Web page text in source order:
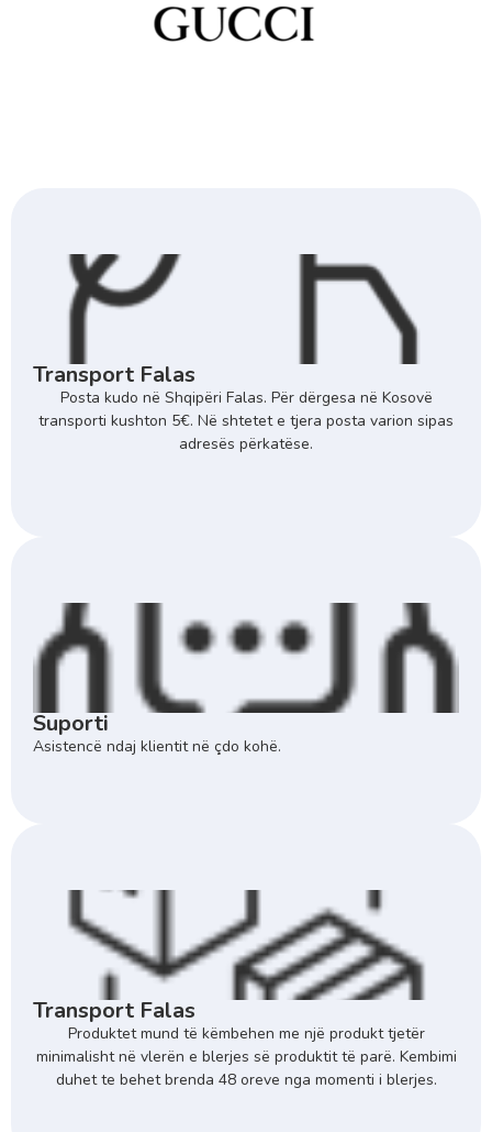
Transport Falas
Posta kudo në Shqipëri Falas. Për dërgesa në Kosovë
transporti kushton 5€. Në shtetet e tjera posta varion sipas
adresës përkatëse.
Suporti
Asistencë ndaj klientit në çdo kohë.
Transport Falas
Produktet mund të këmbehen me një produkt tjetër
minimalisht në vlerën e blerjes së produktit të parë. Kembimi
duhet te behet brenda 48 oreve nga momenti i blerjes.